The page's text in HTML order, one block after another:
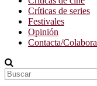
Críticas de series
Festivales
Opinión
Contacta/Colabora